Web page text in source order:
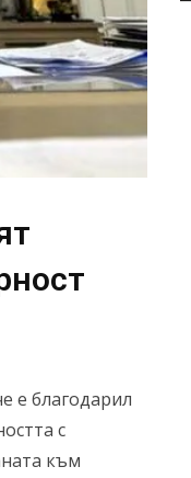
е благодарил
с
към